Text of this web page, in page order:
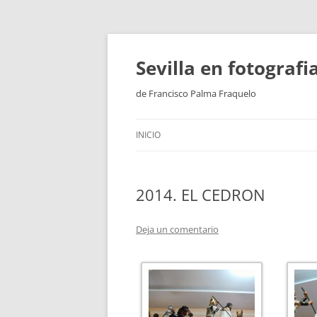
Saltar
contenido
Sevilla en
de Francisco Palma Fraquelo
INICIO
2014. EL CEDRON
Deja un comentario